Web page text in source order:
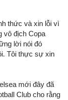
thức và xin lỗi vì
vô địch Copa
lời nói đó
Tôi thực sự xin
mới đây đã
Club cho rằng